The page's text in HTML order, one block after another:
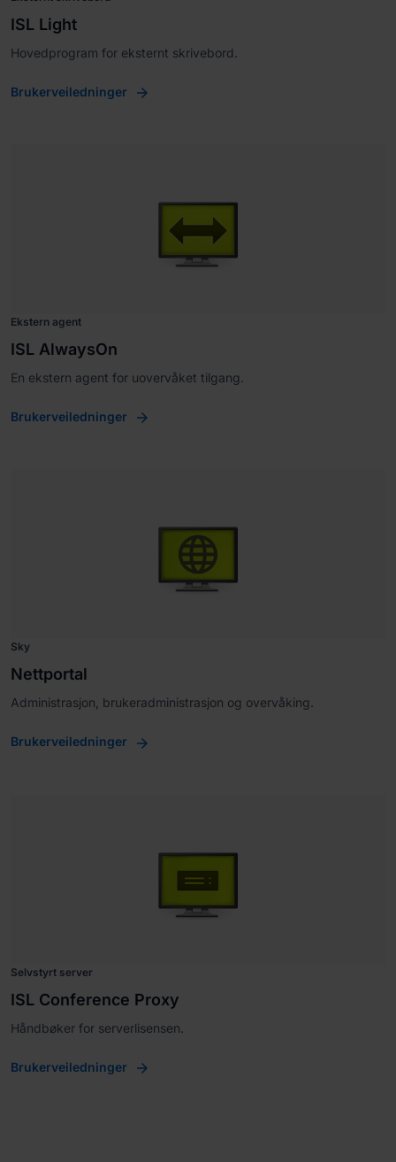
ISL Light
Hovedprogram for eksternt skrivebord.
Brukerveiledninger
Ekstern agent
ISL AlwaysOn
En ekstern agent for uovervåket tilgang.
Brukerveiledninger
Sky
Nettportal
Administrasjon, brukeradministrasjon og overvåking.
Brukerveiledninger
Selvstyrt server
ISL Conference Proxy
Håndbøker for serverlisensen.
Brukerveiledninger